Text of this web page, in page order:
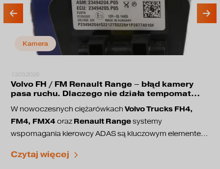
Kamera
13.03.2026
Volvo FH / FM Renault Range – błąd kamery
pasa ruchu. Dlaczego nie działa tempomat
W nowoczesnych ciężarówkachVolvo Trucks FH4,
FM4, FMX4 oraz Renault Rangesystemy
wspomagania kierowcy ADAS są kluczowym elementem
za:
adaptacyjny tempomat
Czytaj więcej